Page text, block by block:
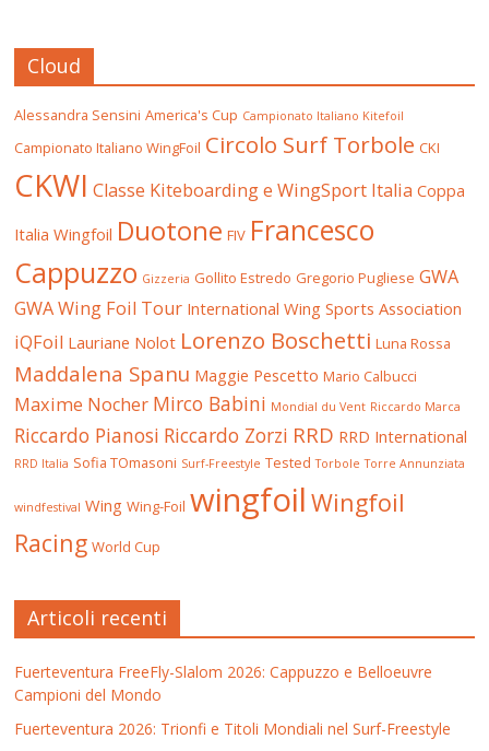
Cloud
Alessandra Sensini America's Cup Campionato Italiano Kitefoil
Campionato Italiano WingFoil Circolo Surf Torbole CKI
CKWI Classe Kiteboarding e WingSport Italia Coppa
Italia Wingfoil Duotone FIV Francesco
Cappuzzo Gizzeria Gollito Estredo Gregorio Pugliese GWA
GWA Wing Foil Tour International Wing Sports Association
iQFoil Lauriane Nolot Lorenzo Boschetti Luna Rossa
Maddalena Spanu Maggie Pescetto Mario Calbucci
Maxime Nocher Mirco Babini Mondial du Vent Riccardo Marca
Riccardo Pianosi Riccardo Zorzi RRD RRD International
RRD Italia Sofia TOmasoni Surf-Freestyle Tested Torbole Torre Annunziata
windfestival Wing Wing-Foil wingfoil Wingfoil
Racing World Cup
Articoli recenti
Fuerteventura FreeFly-Slalom 2026: Cappuzzo e Belloeuvre
Campioni del Mondo
Fuerteventura 2026: Trionfi e Titoli Mondiali nel Surf-Freestyle